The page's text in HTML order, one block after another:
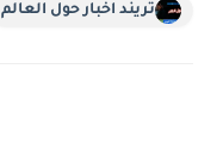
تريند اخبار حول العالم